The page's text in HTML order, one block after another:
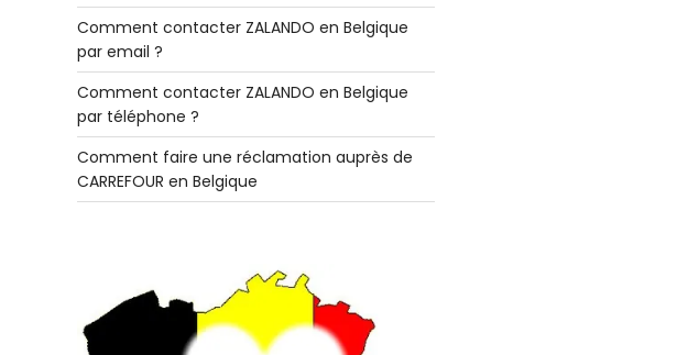
Comment contacter ZALANDO en Belgique
par email ?
Comment contacter ZALANDO en Belgique
par téléphone ?
Comment faire une réclamation auprès de
CARREFOUR en Belgique